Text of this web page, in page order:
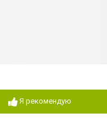
Я рекомендую